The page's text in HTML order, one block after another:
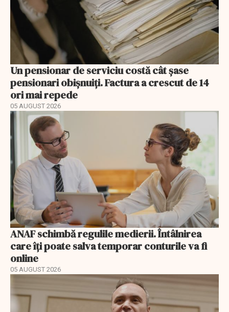
Un pensionar de serviciu costă cât șase
pensionari obișnuiți. Factura a crescut de 14
ori mai repede
05 AUGUST 2026
ANAF schimbă regulile medierii. Întâlnirea
care îți poate salva temporar conturile va fi
online
05 AUGUST 2026